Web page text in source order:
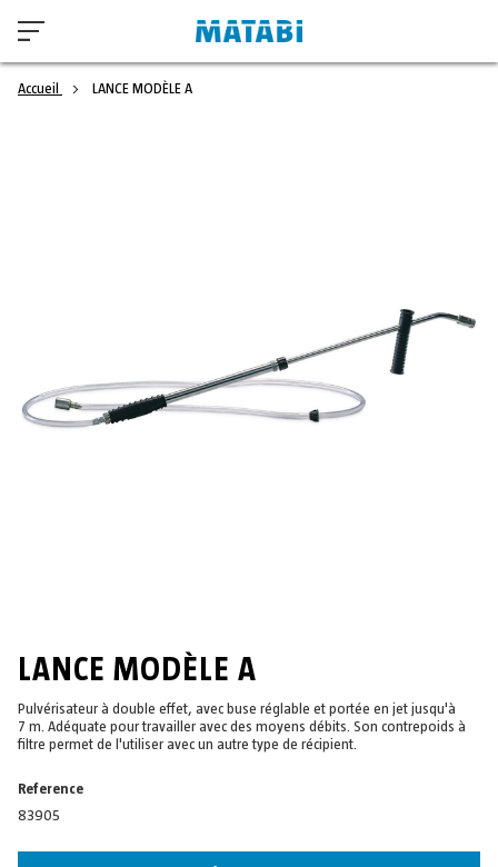
Accueil LANCE MODÈLE A
LANCE MODÈLE A
Pulvérisateur à double effet, avec buse réglable et portée en jet jusqu'à
7 m. Adéquate pour travailler avec des moyens débits. Son contrepoids à
filtre permet de l'utiliser avec un autre type de récipient.
Reference
83905